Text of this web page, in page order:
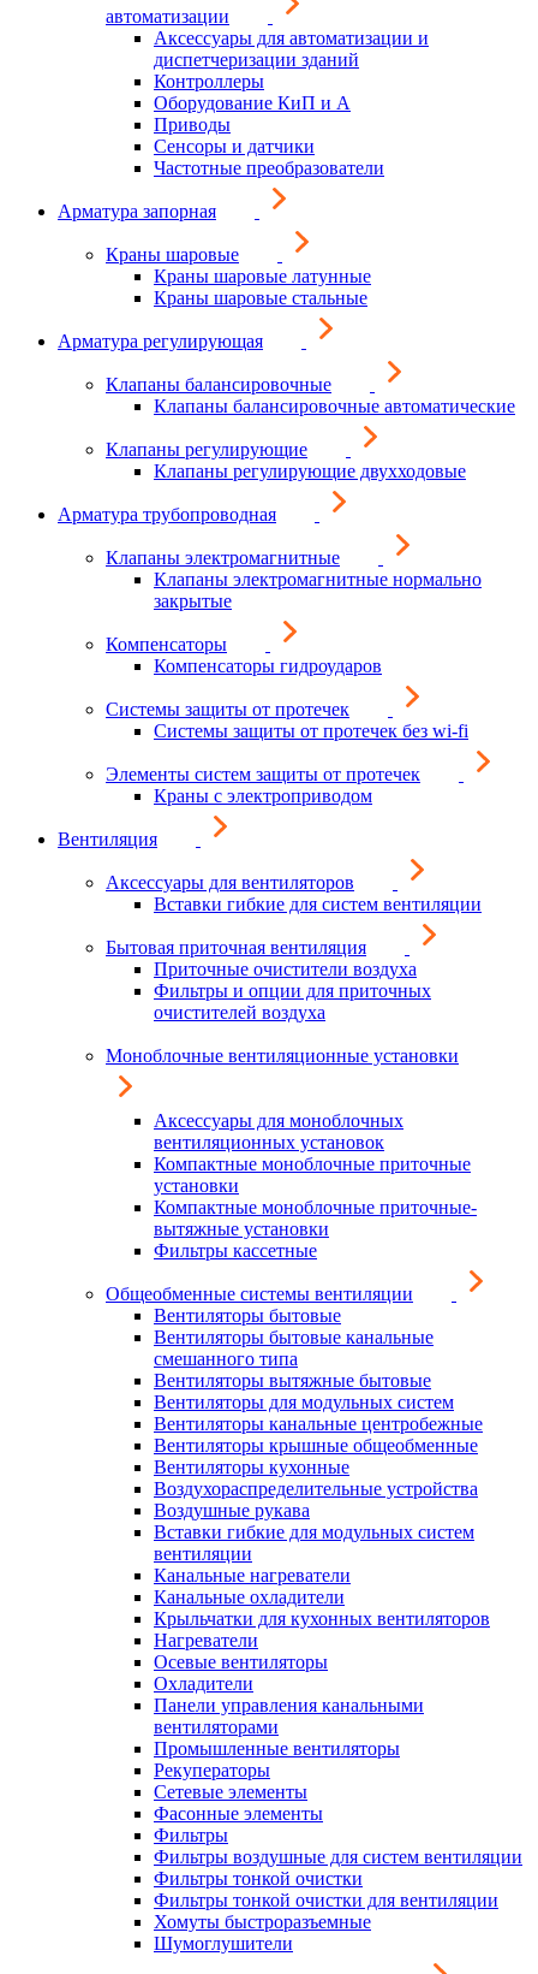
автоматизации
Аксессуары для автоматизации и
диспетчеризации зданий
Контроллеры
Оборудование КиП и А
Приводы
Сенсоры и датчики
Частотные преобразователи
Арматура запорная
Краны шаровые
Краны шаровые латунные
Краны шаровые стальные
Арматура регулирующая
Клапаны балансировочные
Клапаны балансировочные автоматические
Клапаны регулирующие
Клапаны регулирующие двухходовые
Арматура трубопроводная
Клапаны электромагнитные
Клапаны электромагнитные нормально
закрытые
Компенсаторы
Компенсаторы гидроударов
Системы защиты от протечек
Системы защиты от протечек без wi-fi
Элементы систем защиты от протечек
Краны с электроприводом
Вентиляция
Аксессуары для вентиляторов
Вставки гибкие для систем вентиляции
Бытовая приточная вентиляция
Приточные очистители воздуха
Фильтры и опции для приточных
очистителей воздуха
Моноблочные вентиляционные установки
Аксессуары для моноблочных
вентиляционных установок
Компактные моноблочные приточные
установки
Компактные моноблочные приточные-
вытяжные установки
Фильтры кассетные
Общеобменные системы вентиляции
Вентиляторы бытовые
Вентиляторы бытовые канальные
смешанного типа
Вентиляторы вытяжные бытовые
Вентиляторы для модульных систем
Вентиляторы канальные центробежные
Вентиляторы крышные общеобменные
Вентиляторы кухонные
Воздухораспределительные устройства
Воздушные рукава
Вставки гибкие для модульных систем
вентиляции
Канальные нагреватели
Канальные охладители
Крыльчатки для кухонных вентиляторов
Нагреватели
Осевые вентиляторы
Охладители
Панели управления канальными
вентиляторами
Промышленные вентиляторы
Рекуператоры
Сетевые элементы
Фасонные элементы
Фильтры
Фильтры воздушные для систем вентиляции
Фильтры тонкой очистки
Фильтры тонкой очистки для вентиляции
Хомуты быстроразъемные
Шумоглушители